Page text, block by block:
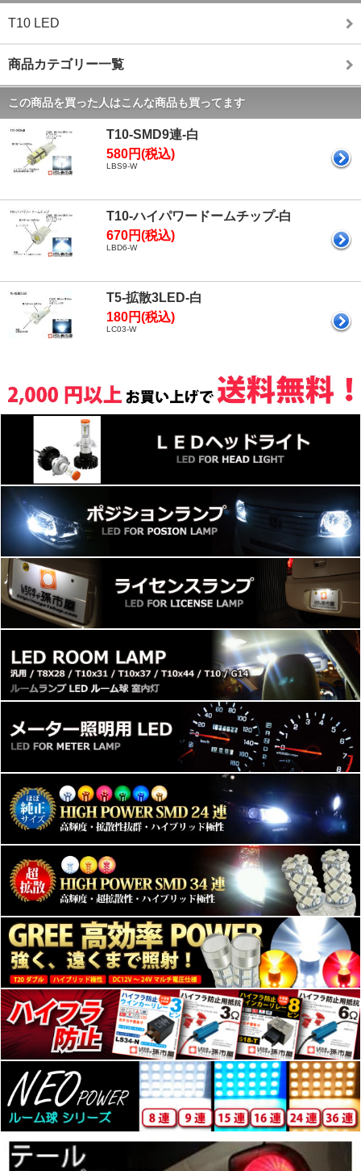
T10 LED
商品カテゴリー一覧
この商品を買った人はこんな商品も買ってます
T10-SMD9連-白
580円(税込)
LBS9-W
T10-ハイパワードームチップ-白
670円(税込)
LBD6-W
T5-拡散3LED-白
180円(税込)
LC03-W